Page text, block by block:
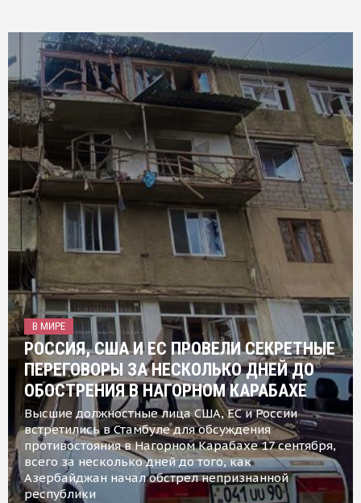
В МИРЕ
РОССИЯ, США И ЕС ПРОВЕЛИ СЕКРЕТНЫЕ
ПЕРЕГОВОРЫ ЗА НЕСКОЛЬКО ДНЕЙ ДО
ОБОСТРЕНИЯ В НАГОРНОМ КАРАБАХЕ
Высшие должностные лица США, ЕС и России
встретились в Стамбуле для обсуждения
противостояния в Нагорном Карабахе 17 сентября,
всего за несколько дней до того, как
Азербайджан начал обстрел непризнанной
республики